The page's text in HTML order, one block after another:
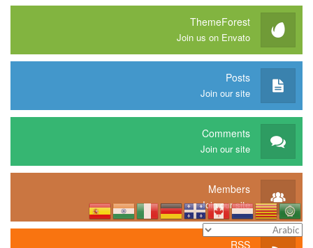
ThemeForest
Join us on Envato
Posts
Join our site
Comments
Join our site
Members
Join our site
RSS